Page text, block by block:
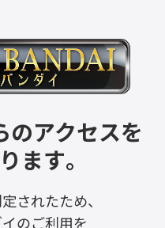
のアクセスを
ます。
されたため、
のご利用を